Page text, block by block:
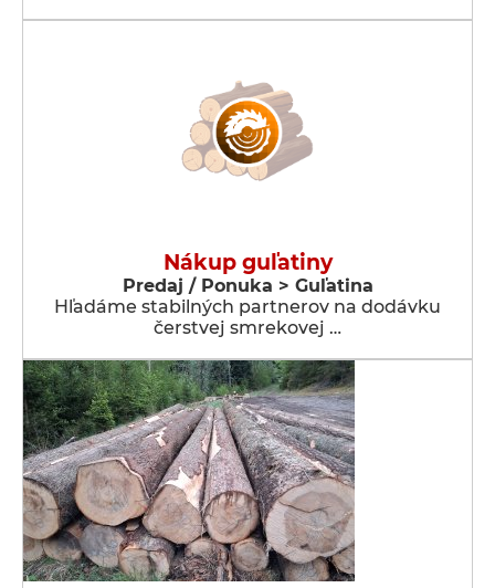
Nákup guľatiny
Predaj / Ponuka > Guľatina
Hľadáme stabilných partnerov na dodávku
čerstvej smrekovej …